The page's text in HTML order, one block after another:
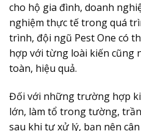
cho hộ gia đình, doanh
nghiệm thực tế trong quá
trình, đội ngũ Pest One có
hợp với từng loài kiến cũng
toàn, hiệu quả.
Đối với những trường hợp
lớn, làm tổ trong tường,
sau khi tự xử lý, bạn nên